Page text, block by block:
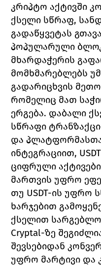
კრიპტო აქტივში
ქსელი სწრაფ,
გადაწყვეტას
პოპულარული
მხარდაჭერის
მომხმარებლებს
გადარიცხვის
რომელიც მათ
ერგება. დაბალი
სწრაფი
და
ინტეგრაციით,
ციფრული
მართვის უფრო
თუ USDT-ის უფრო
ხარჯებით
ქსელით
Cryptal-ზე
შევსებიდან
უფრო მარტივი